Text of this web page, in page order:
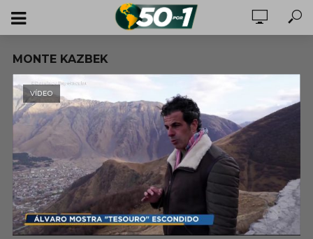
MONTE KAZBEK
VÍDEO